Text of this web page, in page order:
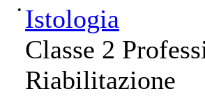
• Istologia
Classe 2
Riabilitazione